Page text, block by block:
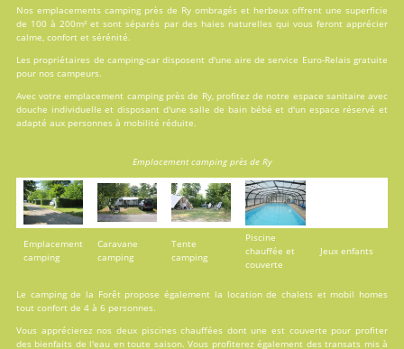
Nos emplacements camping près de Ry ombragés et herbeux offrent une superficie
de 100 à 200m² et sont séparés par des haies naturelles qui vous feront apprécier
calme, confort et sérénité.
Les propriétaires de camping-car disposent d'une aire de service Euro-Relais gratuite
pour nos campeurs.
Avec votre emplacement camping près de Ry, profitez de notre espace sanitaire avec
douche individuelle et disposant d'une salle de bain bébé et d'un espace réservé et
adapté aux personnes à mobilité réduite.
Emplacement camping près de Ry
Emplacement
camping
Caravane
camping
Tente
camping
Piscine
chauffée et
couverte
Jeux enfants
Le camping de la Forêt propose également la locationde chalets et mobil homes
tout confort de 4 à 6 personnes.
Vous apprécierez nos deux piscineschauffées dont une est couverte pour profiter
des bienfaits de l'eau en toute saison. Vous profiterez également des transats mis à